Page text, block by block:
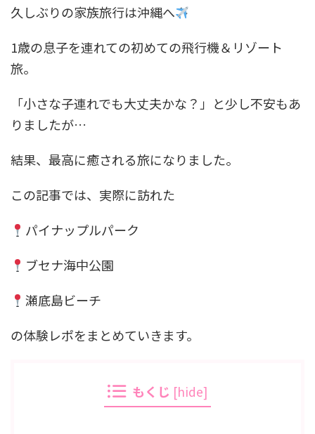
久しぶりの家族旅行は沖縄へ
1歳の息子を連れての初めての飛行機＆リゾート
旅。
「小さな子連れでも大丈夫かな？」と少し不安もあ
りましたが…
結果、最高に癒される旅になりました。
この記事では、実際に訪れた
パイナップルパーク
ブセナ海中公園
瀬底島ビーチ
の体験レポをまとめていきます。
もくじ [hide]